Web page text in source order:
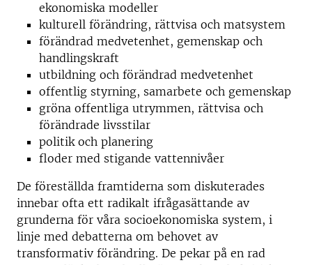
ekonomiska modeller
kulturell förändring, rättvisa och matsystem
förändrad medvetenhet, gemenskap och
handlingskraft
utbildning och förändrad medvetenhet
offentlig styrning, samarbete och gemenskap
gröna offentliga utrymmen, rättvisa och
förändrade livsstilar
politik och planering
floder med stigande vattennivåer
De föreställda framtiderna som diskuterades
innebar ofta ett radikalt ifrågasättande av
grunderna för våra socioekonomiska system, i
linje med debatterna om behovet av
transformativ förändring. De pekar på en rad